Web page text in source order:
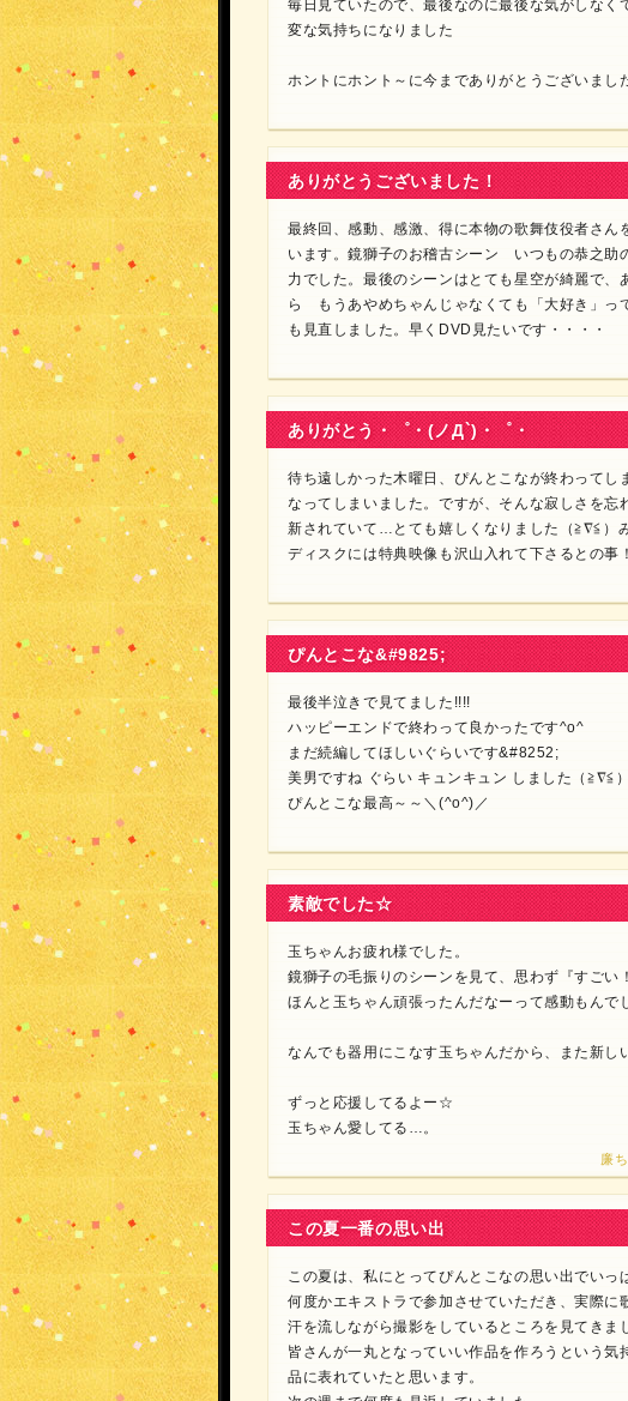
毎日見ていたので、最後なのに最後な気がしなく
変な気持ちになりました
ホントにホント～に今までありがとうございまし
ありがとうございました！
最終回、感動、感激、得に本物の歌舞伎役者さ
います。鏡獅子のお稽古シーン いつもの恭之助
力でした。最後のシーンはとても星空が綺麗で
ら もうあやめちゃんじゃなくても「大好き」
も見直しました。早くDVD見たいです・・・・
ありがとう・゜・(ノД`)・゜・
待ち遠しかった木曜日、ぴんとこなが終わってし
なってしまいました。ですが、そんな寂しさを
新されていて…とても嬉しくなりました（≧∇≦）
ディスクには特典映像も沢山入れて下さるとの
ぴんとこな&#9825;
最後半泣きで見てました!!!!
ハッピーエンドで終わって良かったです^o^
まだ続編してほしいぐらいです&#8252;
美男ですね ぐらい キュンキュン しました（≧∇≦）
ぴんとこな最高～～＼(^o^)／
素敵でした☆
玉ちゃんお疲れ様でした。
鏡獅子の毛振りのシーンを見て、思わず『すごい
ほんと玉ちゃん頑張ったんだなーって感動もんで
なんでも器用にこなす玉ちゃんだから、また新し
ずっと応援してるよー☆
玉ちゃん愛してる…。
廉
この夏一番の思い出
この夏は、私にとってぴんとこなの思い出でいっ
何度かエキストラで参加させていただき、実際
汗を流しながら撮影をしているところを見てき
皆さんが一丸となっていい作品を作ろうという
品に表れていたと思います。